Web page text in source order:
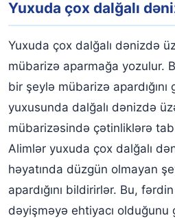
Yuxuda çox dalğalı
Yuxuda çox dalğalı dənizdə
mübarizə aparmağa yozulur.
bir şeylə mübarizə
yuxusunda dalğalı dənizdə
mübarizəsində çətinliklərə
Alimlər yuxuda çox dalğalı
həyatında düzgün olmayan
apardığını bildirirlər. Bu,
dəyişməyə ehtiyacı olduğunu